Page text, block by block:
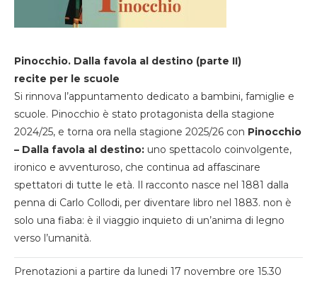
Pinocchio. Dalla favola al destino (parte II)
recite per le scuole
Si rinnova l’appuntamento dedicato a bambini, famiglie e
scuole. Pinocchio è stato protagonista della stagione
2024/25, e torna ora nella stagione 2025/26 con Pinocchio
– Dalla favola al destino: uno spettacolo coinvolgente,
ironico e avventuroso, che continua ad affascinare
spettatori di tutte le età. Il racconto nasce nel 1881 dalla
penna di Carlo Collodi, per diventare libro nel 1883. non è
solo una fiaba: è il viaggio inquieto di un’anima di legno
verso l’umanità.
Prenotazioni a partire da lunedi 17 novembre ore 15.30